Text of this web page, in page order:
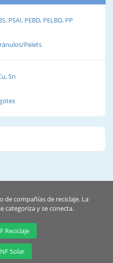
PSAI, PEBD, PELBD, PP
Pelets
Sn
de compañías de reciclaje. La
categoriza y se conecta.
Reciclaje
Solar